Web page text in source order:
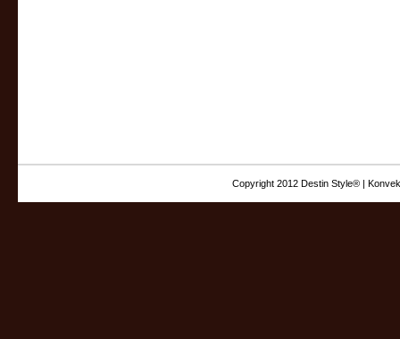
Copyright 2012 Destin Style® |